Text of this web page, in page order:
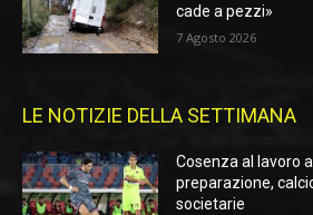
cade a pezzi»
7 Agosto 2026
LE NOTIZIE DELLA SETTIMANA
Cosenza al lavoro
preparazione,
societarie